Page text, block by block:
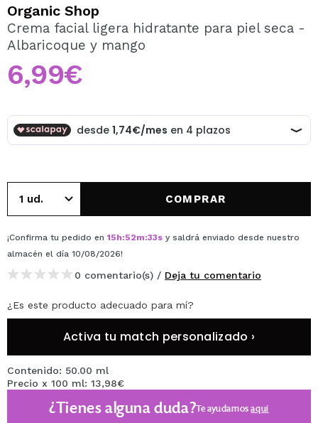
Al crear una cuenta en Maquillalia.com podrás realizar
tus compras rápidamente, revisar el estado de tus
Organic Shop
Crema facial ligera hidratante para piel seca -
Albaricoque y mango
6,99€
COMPRAR
¡Confirma tu pedido en 15h:52m:33s y saldrá enviado desde nuestro
almacén el día 10/08/2026!
0 comentario(s) / Deja tu comentario
¿Es este producto adecuado para mí?
Activa tu match personalizado ›
Contenido: 50.00 ml
Precio x 100 ml: 13,98€
¿Tienes alguna duda?Te ayudamosaquí